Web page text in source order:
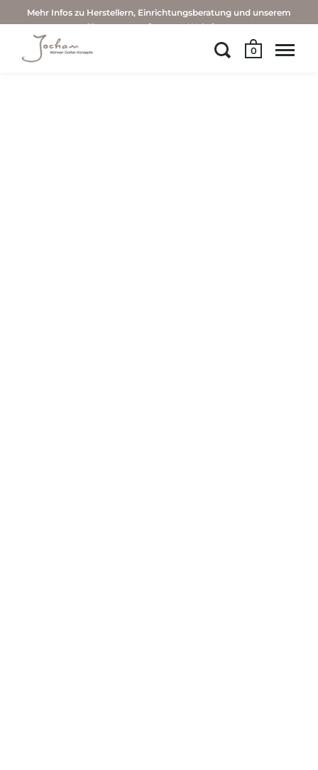
0
Mehr Infos zu Herstellern, Einrichtungsberatung und unserem
Showroom auf unserer Website →